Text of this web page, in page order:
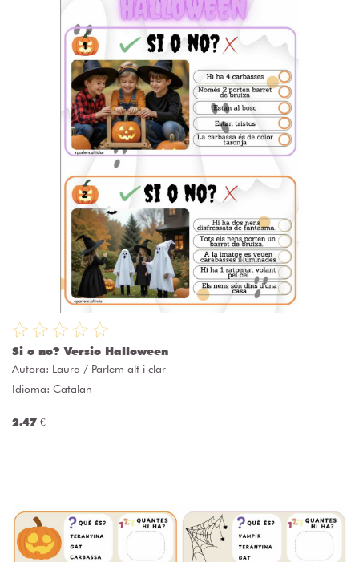
Si o no? Versio Halloween
Autora: Laura / Parlem alt i clar
Idioma: Catalan
2.47 €